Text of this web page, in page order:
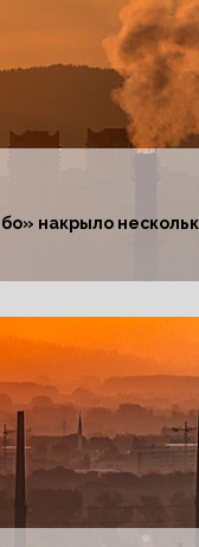
накрыло